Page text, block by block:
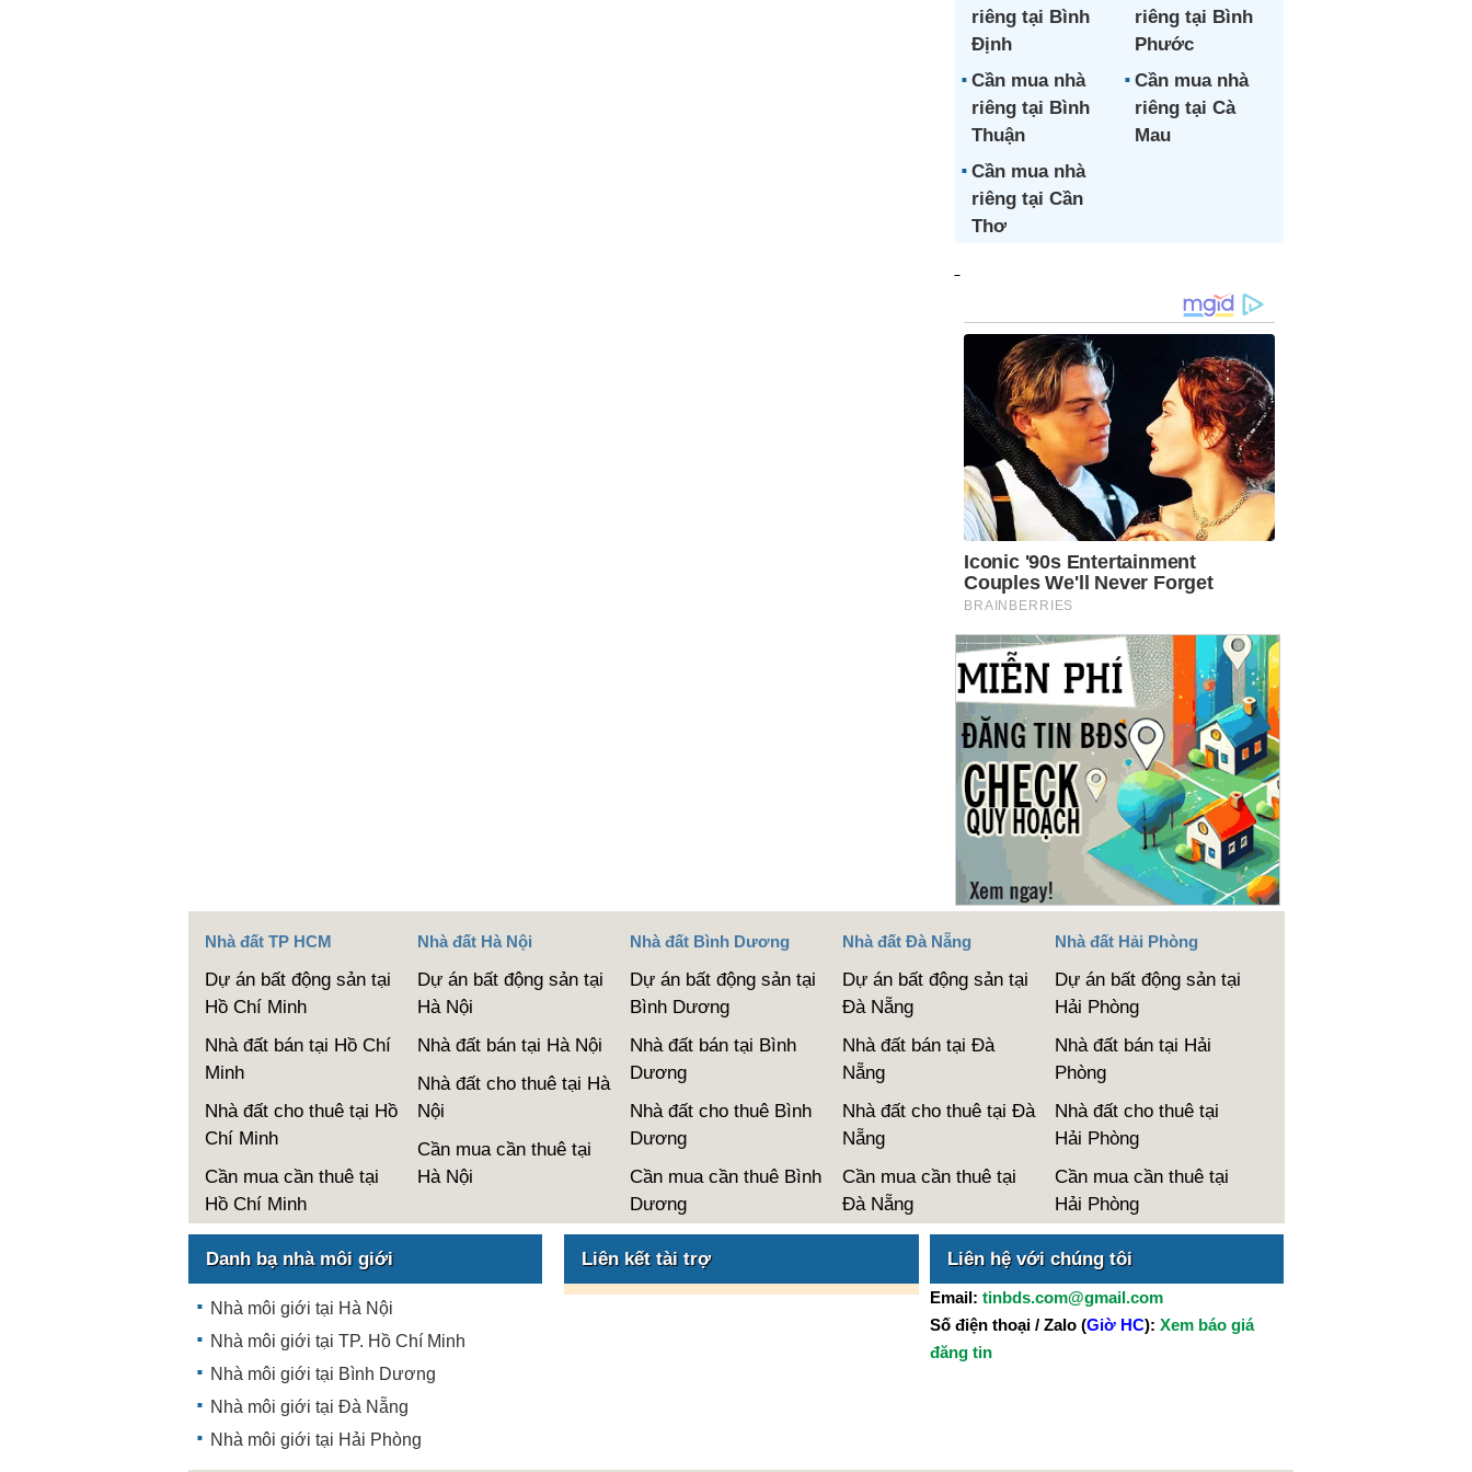
riêng tại Bình
Định
riêng tại Bình
Phước
Cần mua nhà
riêng tại Bình
Thuận
Cần mua nhà
riêng tại Cà
Mau
Cần mua nhà
riêng tại Cần
Thơ
Nhà đất TP HCM
Dự án bất động sản tại
Hồ Chí Minh
Nhà đất bán tại Hồ Chí
Minh
Nhà đất cho thuê tại Hồ
Chí Minh
Cần mua cần thuê tại
Hồ Chí Minh
Nhà đất Hà Nội
Dự án bất động sản tại
Hà Nội
Nhà đất bán tại Hà Nội
Nhà đất cho thuê tại Hà
Nội
Cần mua cần thuê tại
Hà Nội
Nhà đất Bình Dương
Dự án bất động sản tại
Bình Dương
Nhà đất bán tại Bình
Dương
Nhà đất cho thuê Bình
Dương
Cần mua cần thuê Bình
Dương
Nhà đất Đà Nẵng
Dự án bất động sản tại
Đà Nẵng
Nhà đất bán tại Đà
Nẵng
Nhà đất cho thuê tại Đà
Nẵng
Cần mua cần thuê tại
Đà Nẵng
Nhà đất Hải Phòng
Dự án bất động sản tại
Hải Phòng
Nhà đất bán tại Hải
Phòng
Nhà đất cho thuê tại
Hải Phòng
Cần mua cần thuê tại
Hải Phòng
Danh bạ nhà môi giới
Nhà môi giới tại Hà Nội
Nhà môi giới tại TP. Hồ Chí Minh
Nhà môi giới tại Bình Dương
Nhà môi giới tại Đà Nẵng
Nhà môi giới tại Hải Phòng
Liên kết tài trợ Liên hệ với chúng tôi
Email: tinbds.com@gmail.com
Số điện thoại / Zalo (Giờ HC): Xem báo giá
đăng tin